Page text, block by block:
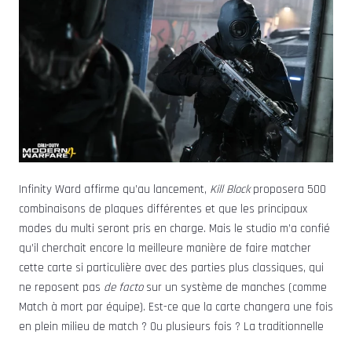
Infinity Ward affirme qu’au lancement, Kill Blockproposera 500
combinaisons de plaques différentes et que les principaux
modes du multi seront pris en charge. Mais le studio m’a confié
qu’il cherchait encore la meilleure manière de faire matcher
cette carte si particulière avec des parties plus classiques, qui
ne reposent pas de factosur un système de manches (comme
Match à mort par équipe). Est-ce que la carte changera une fois
en plein milieu de match ? Ou plusieurs fois ? La traditionnelle